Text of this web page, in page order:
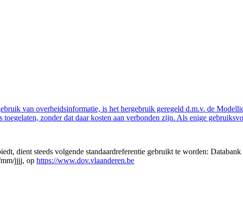
van overheidsinformatie, is het hergebruik geregeld d.m.v. de
zonder dat daar kosten aan verbonden zijn. Als enige
dient steeds volgende standaardreferentie gebruikt te worden:
mm/jjjj, op https://www.dov.vlaanderen.be